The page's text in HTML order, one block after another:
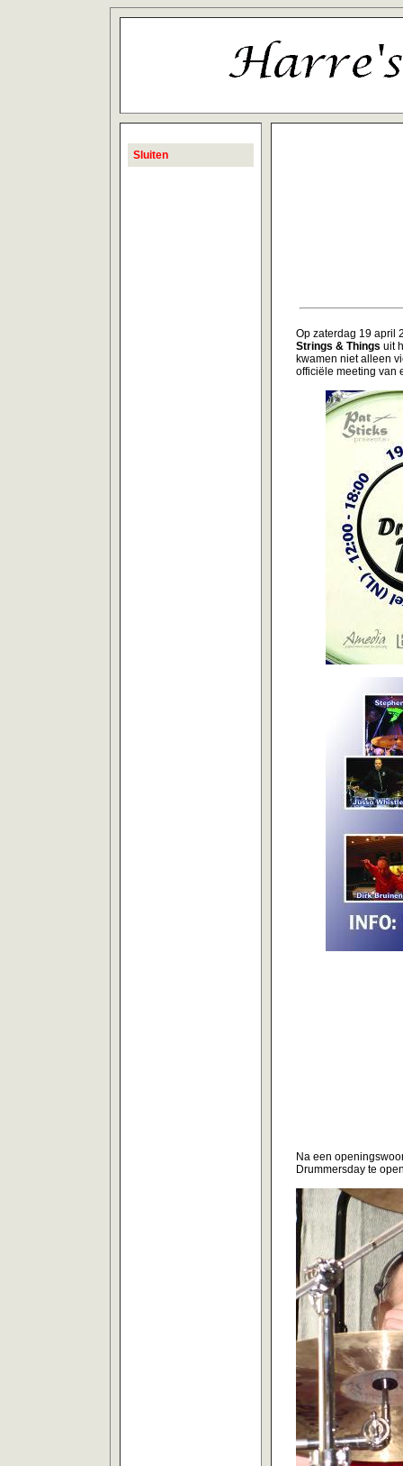
Sluiten
Op zaterdag 19 april
Strings & Things uit
kwamen niet alleen
officiële meeting van
Na een
Drummersday te